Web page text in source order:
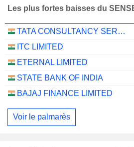
Les plus fortes baisses du
TATA CONSULTANCY SERVICES LTD.
ITC LIMITED
ETERNAL LIMITED
STATE BANK OF INDIA
BAJAJ FINANCE LIMITED
Voir le palmarès